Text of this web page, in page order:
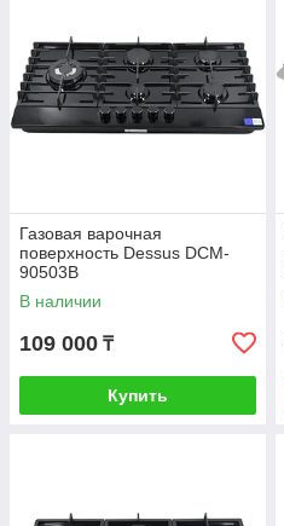
Газовая варочная
поверхность Dessus DCM-
90503B
В наличии
109 000 ₸
Купить